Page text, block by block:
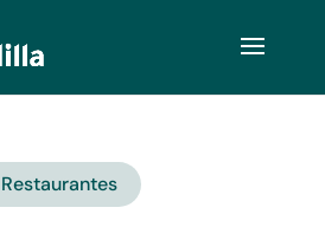
Restaurantes